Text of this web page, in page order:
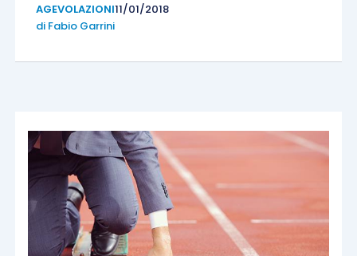
AGEVOLAZIONI11/01/2018
di Fabio Garrini